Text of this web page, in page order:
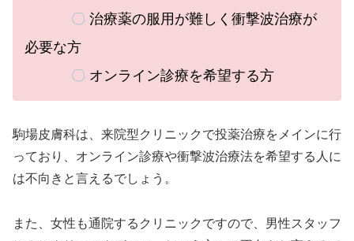
〇 治療薬の服用が難しく衝撃波治療が
必要な方
〇 オンライン診療を希望する方
駒場皮膚科は、 来院型クリニックで投薬治療をメインに行
っており、オンライン診療や衝撃波治療法を希望する人に
は不向きと言えるでしょう。
また、女性も通院するクリニックですので、男性スタッフ